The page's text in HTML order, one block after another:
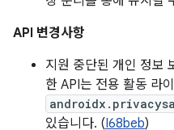
API 변경사항
지원 중단된 개인 정보
한 API는 전용 활동 라
있습니다. (I68beb)